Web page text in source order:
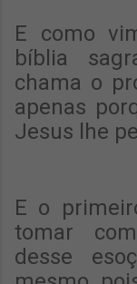
E como
bíblia
chama o
apenas
Jesus lhe
E o
tomar
desse